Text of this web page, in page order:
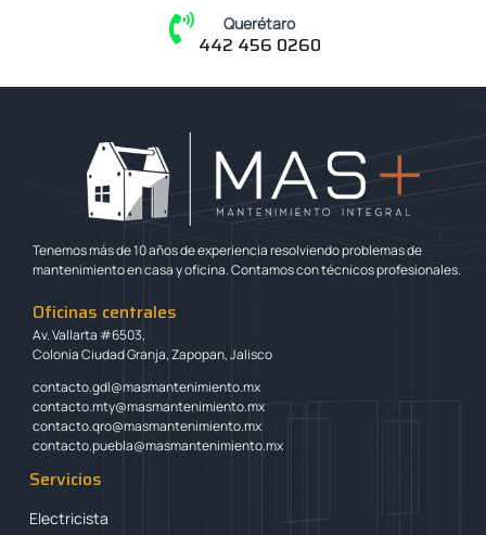
Querétaro
442 456 0260
Tenemos más de 10 años de experiencia resolviendo problemas de
mantenimiento en casa y oficina. Contamos con técnicos profesionales.
Oficinas centrales
Av. Vallarta #6503,
Colonia Ciudad Granja, Zapopan, Jalisco
contacto.gdl@masmantenimiento.mx
contacto.mty@masmantenimiento.mx
contacto.qro@masmantenimiento.mx
contacto.puebla@masmantenimiento.mx
Servicios
Electricista